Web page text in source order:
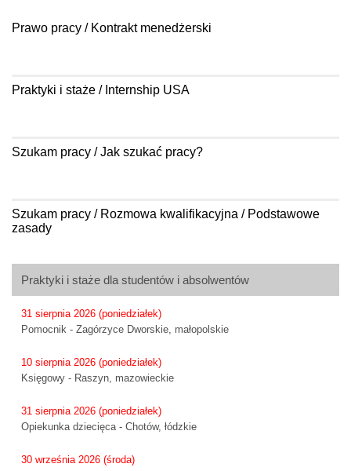
Praktyki i staże dla studentów i absolwentów
31 sierpnia 2026 (poniedziałek)
Pomocnik - Zagórzyce Dworskie, małopolskie
10 sierpnia 2026 (poniedziałek)
Księgowy - Raszyn, mazowieckie
31 sierpnia 2026 (poniedziałek)
Opiekunka dziecięca - Chotów, łódzkie
30 września 2026 (środa)
Prawo pracy / Kontrakt menedżerski
Praktyki i staże / Internship USA
Szukam pracy / Jak szukać pracy?
Szukam pracy / Rozmowa kwalifikacyjna / Podstawowe
zasady